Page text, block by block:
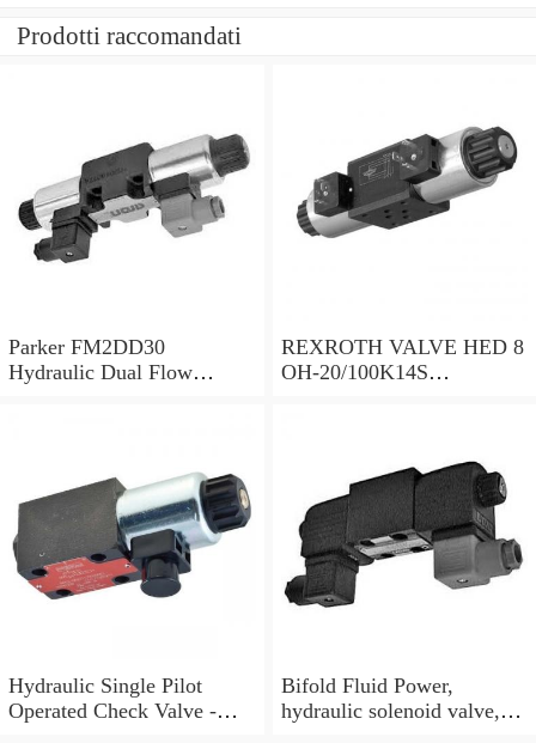
Prodotti raccomandati
Parker FM2DD30
Hydraulic Dual Flow
REXROTH VALVE HED 8
OH-20/100K14S
Hydraulic Single Pilot
Operated Check Valve -
Bifold Fluid Power,
hydraulic solenoid valve,